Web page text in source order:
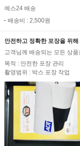
예스24 배송
배송비 : 2,500원
안전하고 정확한 포장을 위
고객님께 배송되는 모든 상
목적 : 안전한 포장 관리
촬영범위 : 박스 포장 작업